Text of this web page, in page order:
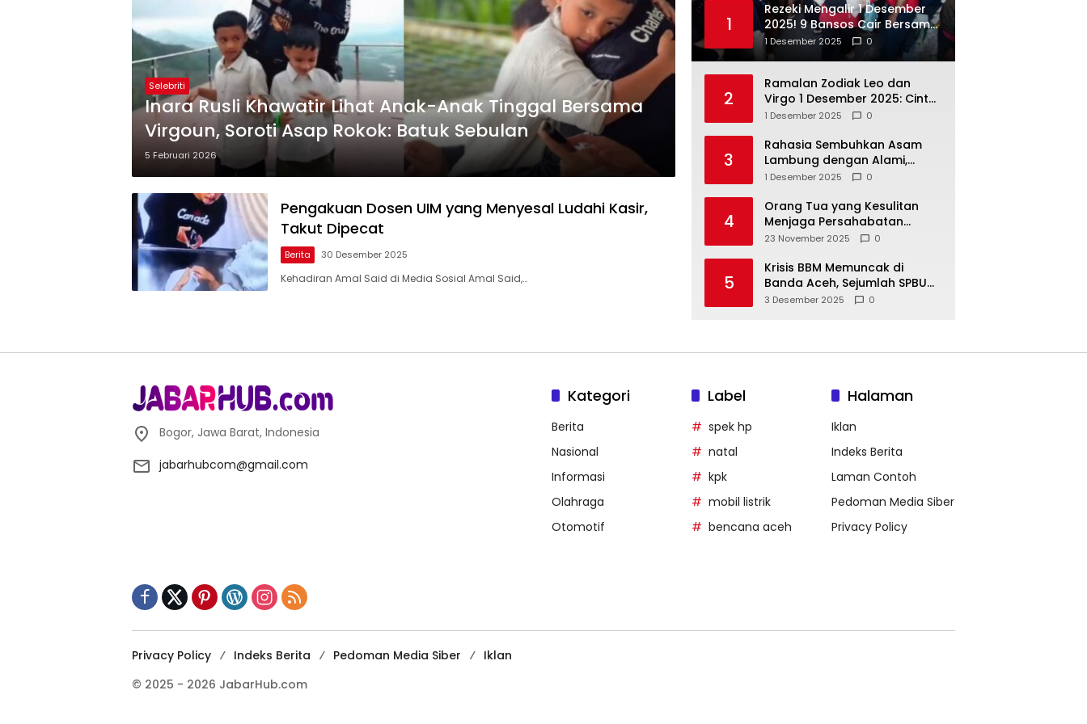
Selebriti
Inara Rusli Khawatir Lihat Anak-Anak Tinggal Bersama
Virgoun, Soroti Asap Rokok: Batuk Sebulan
5 Februari 2026
Pengakuan Dosen UIM yang Menyesal Ludahi Kasir,
Takut Dipecat
Berita 30 Desember 2025
Kehadiran Amal Said di Media Sosial Amal Said,…
1
Rezeki Mengalir 1 Desember
2025! 9 Bansos Cair Bersama:
PKH, BPNT, dan KKS Mandiri
Double
1 Desember 2025 0
2
Ramalan Zodiak Leo dan
Virgo 1 Desember 2025: Cinta,
Karir, Kesehatan, dan
1 Desember 2025 0
3
Rahasia Sembuhkan Asam
Lambung dengan Alami,
Nomor 4 Disalahpahami
1 Desember 2025 0
4
Orang Tua yang Kesulitan
Menjaga Persahabatan
Biasanya Lakukan 8 Hal Ini
23 November 2025 0
5
Krisis BBM Memuncak di
Banda Aceh, Sejumlah SPBU
Tutup Total
3 Desember 2025 0
Bogor, Jawa Barat, Indonesia
jabarhubcom@gmail.com
Kategori
Berita
Nasional
Informasi
Olahraga
Otomotif
Label
spek hp
natal
kpk
mobil listrik
bencana aceh
Halaman
Iklan
Indeks Berita
Laman Contoh
Pedoman Media Siber
Privacy Policy
Privacy Policy Indeks Berita Pedoman Media Siber
Iklan
© 2025 - 2026 JabarHub.com